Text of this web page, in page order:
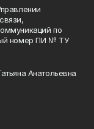
по
номер ПИ № ТУ
Анатольевна